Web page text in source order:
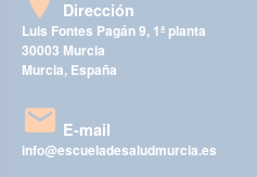
Dirección
Luis Fontes Pagán 9, 1ª planta
30003 Murcia
Murcia, España
E-mail
info@escueladesaludmurcia.es